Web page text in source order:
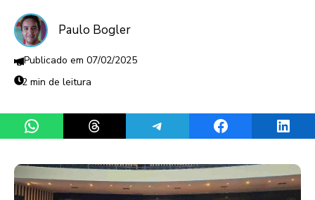
Paulo Bogler
07/02/2025
2 min de leitura
Share on WhatsAppShare on ThreadsShare on TelegramShare on Facebook